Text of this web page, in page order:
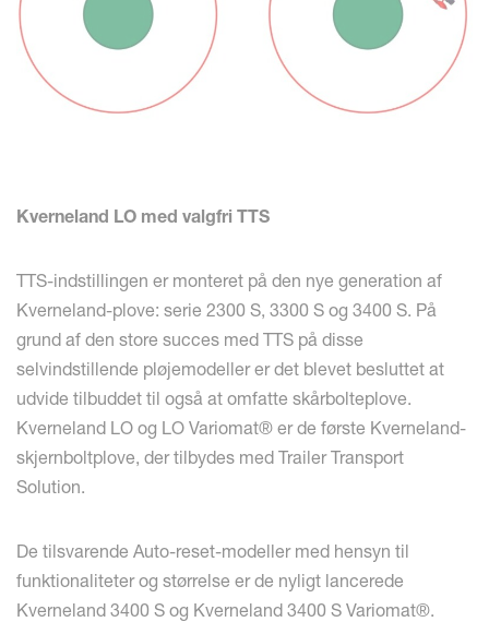
Kverneland LO med valgfri TTS
TTS-indstillingen er monteret på den nye generation af
Kverneland-plove: serie 2300 S, 3300 S og 3400 S. På
grund af den store succes med TTS på disse
selvindstillende pløjemodeller er det blevet besluttet at
udvide tilbuddet til også at omfatte skårbolteplove.
Kverneland LO og LO Variomat® er de første Kverneland-
skjernboltplove, der tilbydes med Trailer Transport
Solution.
De tilsvarende Auto-reset-modeller med hensyn til
funktionaliteter og størrelse er de nyligt lancerede
Kverneland 3400 S og Kverneland 3400 S Variomat®.